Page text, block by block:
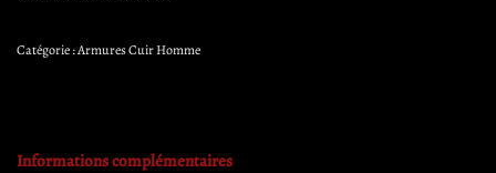
Catégorie :Armures Cuir Homme
Informations complémentaires